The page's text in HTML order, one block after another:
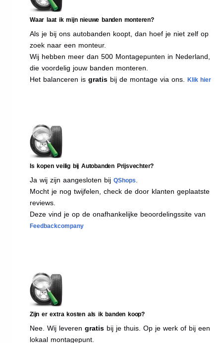
Waar laat ik mijn nieuwe banden monteren?
Als je bij ons autobanden koopt, dan hoef je niet zelf op
zoek naar een monteur.
Wij hebben meer dan 500 Montagepunten in Nederland,
die voordelig jouw banden monteren.
Het balanceren is gratis bij de montage via ons. Klik hier
Is kopen veilig bij Autobanden Prijsvechter?
Ja wij zijn aangesloten bij QShops
Mocht je nog twijfelen, check de door klanten geplaatste
reviews.
Deze vind je op de onafhankelijke beoordelingssite van
Feedbackcompany
Zijn er extra kosten als ik banden koop?
Nee. Wij leveren gratis bij je thuis. Op je werk of bij een
lokaal montagepunt.